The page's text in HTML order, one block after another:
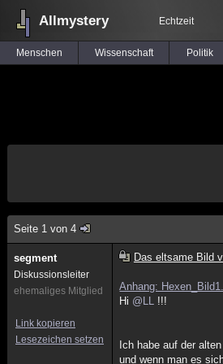
Allmystery Echtzeit
Menschen Wissenschaft Politik
Seite 1 von 4
segment
Diskussionsleiter
ehemaliges Mitglied
Link kopieren
Lesezeichen setzen
Das eltsame Bild
Anhang:
Hi @LL !!!
Ich habe auf der
und wenn man es